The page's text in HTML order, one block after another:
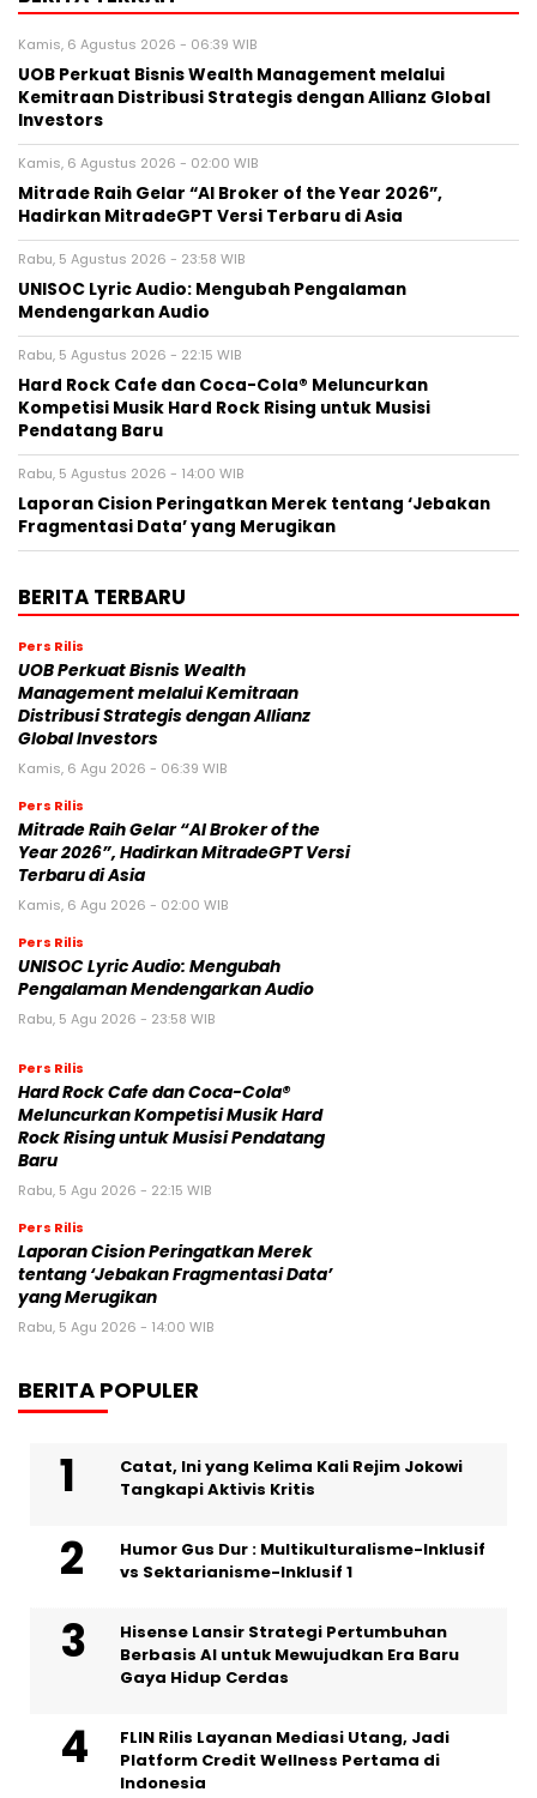
Kamis, 6 Agustus 2026 - 06:39 WIB
UOB Perkuat Bisnis Wealth Management melalui
Kemitraan Distribusi Strategis dengan Allianz Global
Investors
Kamis, 6 Agustus 2026 - 02:00 WIB
Mitrade Raih Gelar “AI Broker of the Year 2026”,
Hadirkan MitradeGPT Versi Terbaru di Asia
Rabu, 5 Agustus 2026 - 23:58 WIB
UNISOC Lyric Audio: Mengubah Pengalaman
Mendengarkan Audio
Rabu, 5 Agustus 2026 - 22:15 WIB
Hard Rock Cafe dan Coca-Cola® Meluncurkan
Kompetisi Musik Hard Rock Rising untuk Musisi
Pendatang Baru
Rabu, 5 Agustus 2026 - 14:00 WIB
Laporan Cision Peringatkan Merek tentang ‘Jebakan
Fragmentasi Data’ yang Merugikan
BERITA TERBARU
Pers Rilis
UOB Perkuat Bisnis Wealth
Management melalui Kemitraan
Distribusi Strategis dengan Allianz
Global Investors
Kamis, 6 Agu 2026 - 06:39 WIB
Pers Rilis
Mitrade Raih Gelar “AI Broker of the
Year 2026”, Hadirkan MitradeGPT Versi
Terbaru di Asia
Kamis, 6 Agu 2026 - 02:00 WIB
Pers Rilis
UNISOC Lyric Audio: Mengubah
Pengalaman Mendengarkan Audio
Rabu, 5 Agu 2026 - 23:58 WIB
Pers Rilis
Hard Rock Cafe dan Coca-Cola®
Meluncurkan Kompetisi Musik Hard
Rock Rising untuk Musisi Pendatang
Baru
Rabu, 5 Agu 2026 - 22:15 WIB
Pers Rilis
Laporan Cision Peringatkan Merek
tentang ‘Jebakan Fragmentasi Data’
yang Merugikan
Rabu, 5 Agu 2026 - 14:00 WIB
BERITA POPULER
Catat, Ini yang Kelima Kali Rejim Jokowi
Tangkapi Aktivis Kritis
Humor Gus Dur : Multikulturalisme-Inklusif
vs Sektarianisme-Inklusif 1
Hisense Lansir Strategi Pertumbuhan
Berbasis AI untuk Mewujudkan Era Baru
Gaya Hidup Cerdas
FLIN Rilis Layanan Mediasi Utang, Jadi
Platform Credit Wellness Pertama di
Indonesia